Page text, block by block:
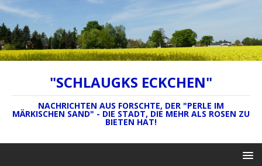
"SCHLAUGKS ECKCHEN"
NACHRICHTEN AUS FORSCHTE, DER "PERLE IM
MÄRKISCHEN SAND" - DIE STADT, DIE MEHR ALS ROSEN ZU
BIETEN HAT!